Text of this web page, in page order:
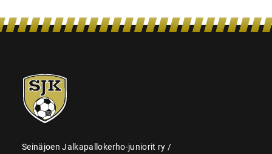
SJK-
juniorit
Seinäjoen Jalkapallokerho-juniorit ry /